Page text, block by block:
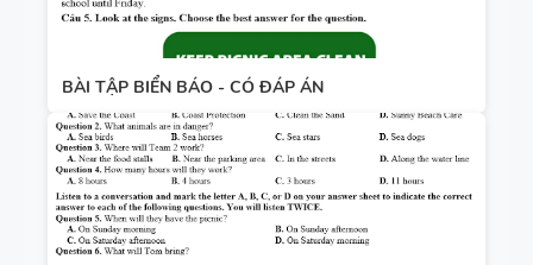
BÀI TẬP BIỂN BÁO - CÓ ĐÁP ÁN